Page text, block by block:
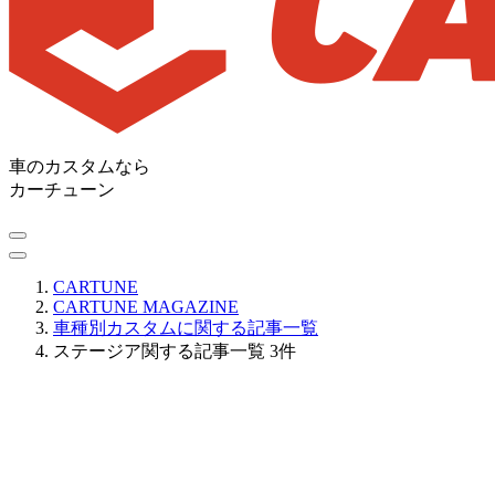
車のカスタムなら
カーチューン
CARTUNE
CARTUNE MAGAZINE
車種別カスタムに関する記事一覧
ステージア関する記事一覧 3件